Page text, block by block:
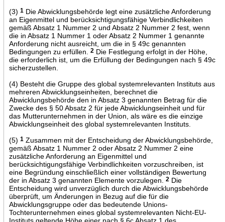
(3) 1Die Abwicklungsbehörde legt eine zusätzliche Anforderung
an Eigenmittel und berücksichtigungsfähige Verbindlichkeiten
gemäß Absatz 1 Nummer 2 und Absatz 2 Nummer 2 fest, wenn
die in Absatz 1 Nummer 1 oder Absatz 2 Nummer 1 genannte
Anforderung nicht ausreicht, um die in § 49c genannten
Bedingungen zu erfüllen.
2Die Festlegung erfolgt in der Höhe,
die erforderlich ist, um die Erfüllung der Bedingungen nach § 49c
sicherzustellen.
(4) Besteht die Gruppe des global systemrelevanten Instituts aus
mehreren Abwicklungseinheiten, berechnet die
Abwicklungsbehörde den in Absatz 3 genannten Betrag für die
Zwecke des § 50 Absatz 2 für jede Abwicklungseinheit und für
das Mutterunternehmen in der Union, als wäre es die einzige
Abwicklungseinheit des global systemrelevanten Instituts.
(5) 1Zusammen mit der Entscheidung der Abwicklungsbehörde,
gemäß Absatz 1 Nummer 2 oder Absatz 2 Nummer 2 eine
zusätzliche Anforderung an Eigenmittel und
berücksichtigungsfähige Verbindlichkeiten vorzuschreiben, ist
eine Begründung einschließlich einer vollständigen Bewertung
der in Absatz 3 genannten Elemente vorzulegen.
2Die
Entscheidung wird unverzüglich durch die Abwicklungsbehörde
überprüft, um Änderungen in Bezug auf die für die
Abwicklungsgruppe oder das bedeutende Unions-
Tochterunternehmen eines global systemrelevanten Nicht-EU-
Instituts geltende Höhe einer nach § 6c Absatz 1 des